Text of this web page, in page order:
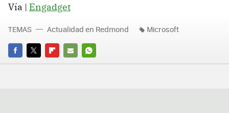
Vía | Engadget
FACEBOOK
TWITTERFLIPBOARD
E-
WHATSAPP
TEMAS Actualidad en Redmond Microsoft